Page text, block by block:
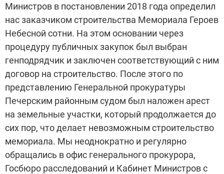
Министров в постановлении 2018 года определил
нас заказчиком строительства Мемориала Героев
Небесной сотни. На этом основании через
процедуру публичных закупок был выбран
генподрядчик и заключен соответствующий с ним
договор на строительство. После этого по
представлению Генеральной прокуратуры
Печерским районным судом был наложен арест
на земельные участки, который продолжается до
сих пор, что делает невозможным строительство
мемориала. Мы неоднократно и регулярно
обращались в офис генерального прокурора,
Госбюро расследований и Кабинет Министров с